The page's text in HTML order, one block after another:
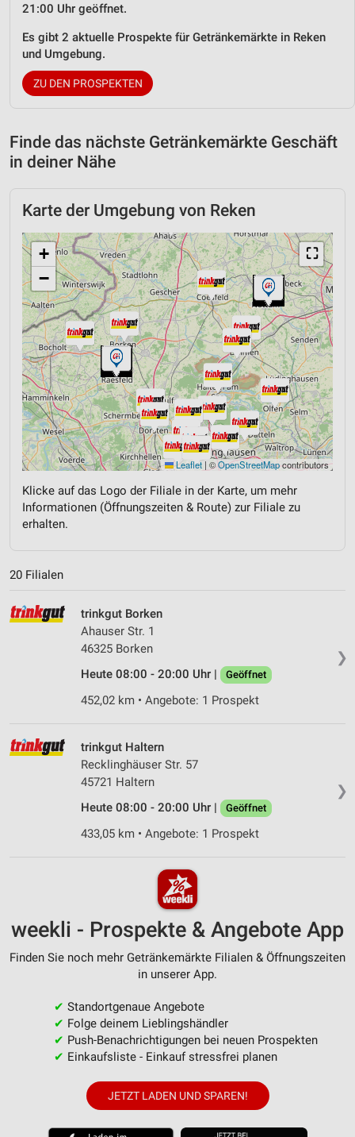
21:00 Uhr geöffnet.
Es gibt 2 aktuelle Prospekte für Getränkemärkte in Reken
und Umgebung.
ZU DEN PROSPEKTEN
Finde das nächste Getränkemärkte Geschäft
in deiner Nähe
Karte der Umgebung von Reken
⛶
+
−
Leaflet | ©OpenStreetMapcontributors
Klicke auf das Logo der Filiale in der Karte, um mehr
Informationen (Öffnungszeiten & Route) zur Filiale zu
erhalten.
20 Filialen
❯
trinkgut Borken
Ahauser Str. 1
46325 Borken
Heute 08:00 - 20:00 Uhr |
Geöffnet
452,02 km • Angebote: 1 Prospekt
❯
trinkgut Haltern
Recklinghäuser Str. 57
45721 Haltern
Heute 08:00 - 20:00 Uhr |
Geöffnet
433,05 km • Angebote: 1 Prospekt
weekli - Prospekte & Angebote App
Finden Sie noch mehr Getränkemärkte Filialen & Öffnungszeiten
in unserer App.
✔ Standortgenaue Angebote
✔ Folge deinem Lieblingshändler
✔ Push-Benachrichtigungen bei neuen Prospekten
✔ Einkaufsliste - Einkauf stressfrei planen
JETZT LADEN UND SPAREN!